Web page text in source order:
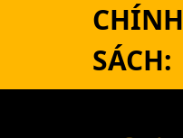
CHÍNH
SÁCH: